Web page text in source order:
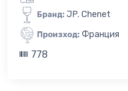
Бранд: JP. Chenet
Произход: Франция
778